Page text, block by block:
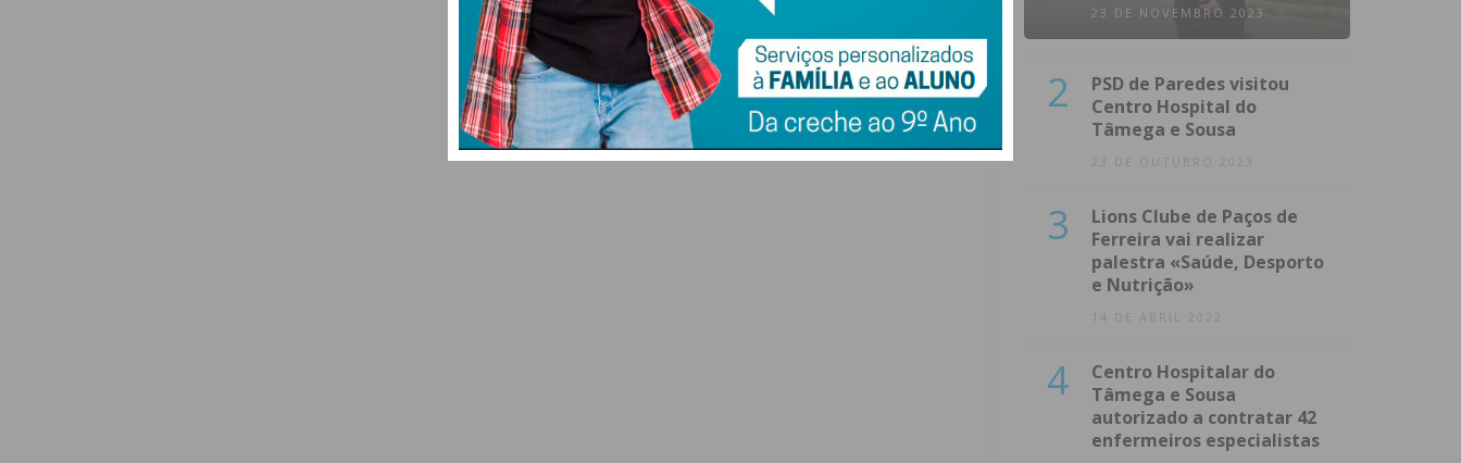
23 DE NOVEMBRO 2023
2
PSD de Paredes visitou
Centro Hospital do
Tâmega e Sousa
23 DE OUTUBRO 2023
3
Lions Clube de Paços de
Ferreira vai realizar
palestra «Saúde, Desporto
e Nutrição»
14 DE ABRIL 2022
4
Centro Hospitalar do
Tâmega e Sousa
autorizado a contratar 42
enfermeiros especialistas